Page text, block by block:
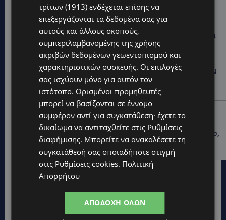
UPDATES
ΑΓΙΑ ΝΑΠΑ: €25.555 στην κατοχή 34χρονου –
Εντοπίστηκαν και αδασμολόγητα καπνικά προϊόντα
UPDATES
ΦΡΑΓΜΑ ΚΛΗΡΟΥ: Πήγαν για ψάρεμα και άφησαν πίσω
τους σκουπίδια – Εικόνες που προβληματίζουν-
(Φώτο)
LIFESTYLE
ΝΙΚΟΣ ΚΑΛΟΓΕΡΟΠΟΥΛΟΣ: Έφυγε από τη ζωή ο
πολυτάλαντος καλλιτέχνης που ξεχώρισε σε θέατρο,
κινηματογράφο και τηλεόραση-(Bίντεο)
τρίτων (1913) ενδέχεται επίσης να
επεξεργάζονται τα δεδομένα σας για
αυτούς και άλλους σκοπούς,
συμπεριλαμβανομένης της χρήσης
ακριβών δεδομένων γεωεντοπισμού και
χαρακτηριστικών συσκευής. Οι επιλογές
σας ισχύουν μόνο για αυτόν τον
ιστότοπο. Ορισμένοι προμηθευτές
μπορεί να βασίζονται σε έννομο
συμφέρον αντί για συγκατάθεση· έχετε το
δικαίωμα να αντιταχθείτε στις Ρυθμίσεις
διαφήμισης. Μπορείτε να ανακαλέσετε τη
συγκατάθεσή σας οποιαδήποτε στιγμή
στις Ρυθμίσεις cookies. Πολιτική
Απορρήτου
ΑΠΟΔΟΧΉ ΌΛΩΝ